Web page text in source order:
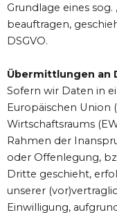
Grundlage eines sog.
beauftragen,
DSGVO.
Übermittlungen an
Sofern wir Daten in
Europäischen Union
Wirtschaftsraums
Rahmen der
oder Offenlegung,
Dritte geschieht,
unserer
Einwilligung,